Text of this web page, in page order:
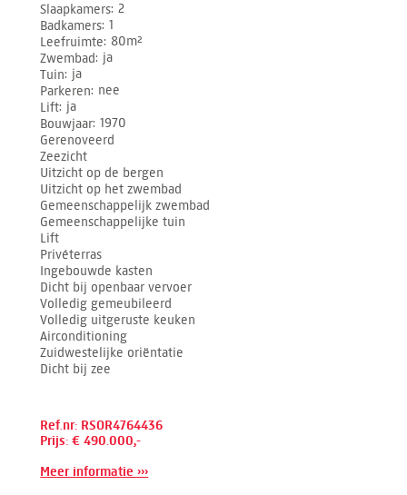
Slaapkamers 2
Badkamers 1
Leefruimte 80m²
Zwembad ja
Tuin ja
Parkeren nee
Lift ja
Bouwjaar 1970
Gerenoveerd
Zeezicht
Uitzicht op de bergen
Uitzicht op het zwembad
Gemeenschappelijk zwembad
Gemeenschappelijke tuin
Lift
Privéterras
Ingebouwde kasten
Dicht bij openbaar vervoer
Volledig gemeubileerd
Volledig uitgeruste keuken
Airconditioning
Zuidwestelijke oriëntatie
Dicht bij zee
Ref.nr: RSOR4764436
Prijs: € 490.000,-
Meer informatie ›››